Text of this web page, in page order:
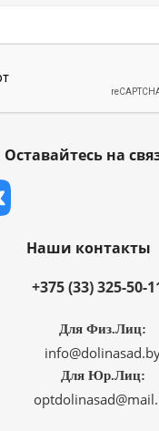
Оставайтесь на
Наши контакты
+375 (33) 325-50-
Для Физ.Лиц:
Для Юр.Лиц: